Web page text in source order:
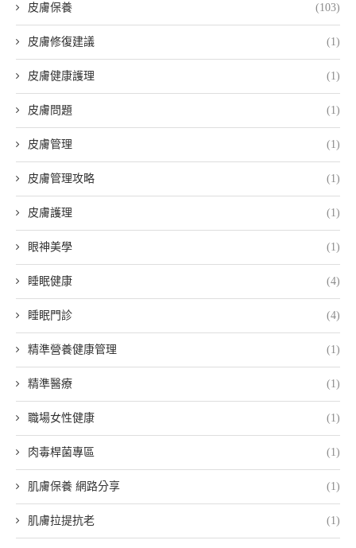
皮膚保養 (103)
皮膚修復建議 (1)
皮膚健康護理 (1)
皮膚問題 (1)
皮膚管理 (1)
皮膚管理攻略 (1)
皮膚護理 (1)
眼神美學 (1)
睡眠健康 (4)
睡眠門診 (4)
精準營養健康管理 (1)
精準醫療 (1)
職場女性健康 (1)
肉毒桿菌專區 (1)
肌膚保養 網路分享 (1)
肌膚拉提抗老 (1)